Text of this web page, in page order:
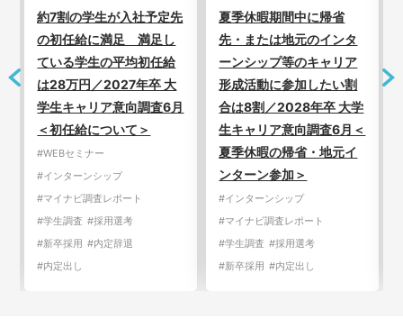
約7割の学生が入社予定先
の初任給に満足 満足し
ている学生の平均初任給
は28万円／2027年卒 大
学生キャリア意向調査6月
＜初任給について＞
#WEBセミナー
#インターンシップ
#マイナビ調査レポート
#学生調査 #採用選考
#新卒採用 #内定辞退
#内定出し
夏季休暇期間中に帰省
先・または地元のインタ
ーンシップ等のキャリア
形成活動に参加したい割
合は8割／2028年卒 大学
生キャリア意向調査6月＜
夏季休暇の帰省・地元イ
ンターン参加＞
#インターンシップ
#マイナビ調査レポート
#学生調査 #採用選考
#新卒採用 #内定出し